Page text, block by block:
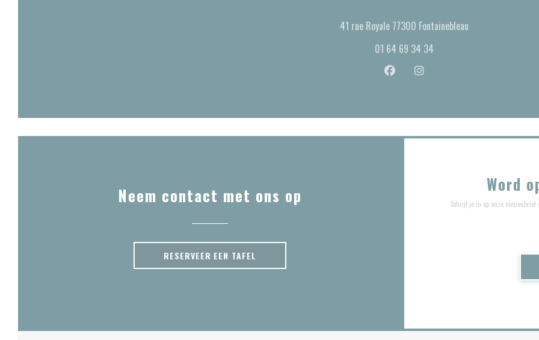
41 rue Royale 77300 Fontainebleau
01 64 69 34 34
Facebook ((opent in een nieuw
Instagram ((opent in een
Neem contact met ons op
RESERVEER EEN TAFEL
Word
Schrijf je in op onze